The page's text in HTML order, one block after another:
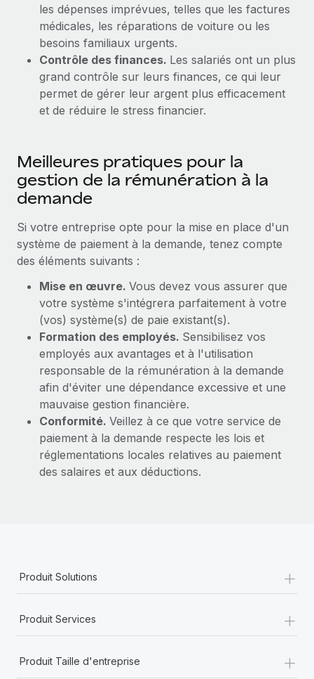
Avantages sociaux
Gérez facilement les avantages sociaux
Remote a toujours pour mission d'aider les entreprises de
toute taille à embaucher, gérer et payer...
En savoir plus
Comment Phiture gère ses 55 employés
Phiture, un leader notable du conseil en matière de
croissance mobile internationale, encourage les...
En savoir plus
les dépenses imprévues, telles que les factures
médicales, les réparations de voiture ou les
besoins familiaux urgents.
Contrôle des finances. Les salariés ont un plus
grand contrôle sur leurs finances, ce qui leur
permet de gérer leur argent plus efficacement
et de réduire le stress financier.
Meilleures pratiques pour la
gestion de la rémunération à la
demande
Si votre entreprise opte pour la mise en place d'un
système de paiement à la demande, tenez compte
des éléments suivants :
Mise en œuvre. Vous devez vous assurer que
votre système s'intégrera parfaitement à votre
(vos) système(s) de paie existant(s).
Formation des employés. Sensibilisez vos
employés aux avantages et à l'utilisation
responsable de la rémunération à la demande
afin d'éviter une dépendance excessive et une
mauvaise gestion financière.
Conformité. Veillez à ce que votre service de
paiement à la demande respecte les lois et
réglementations locales relatives au paiement
des salaires et aux déductions.
Produit Solutions +
Produit Services +
Produit Taille d'entreprise +